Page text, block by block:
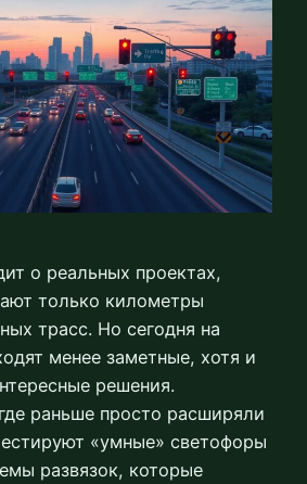
о реальных проектах,
только километры
трасс. Но сегодня на
менее заметные, хотя и
решения.
раньше просто расширяли
«умные» светофоры
развязок, которые